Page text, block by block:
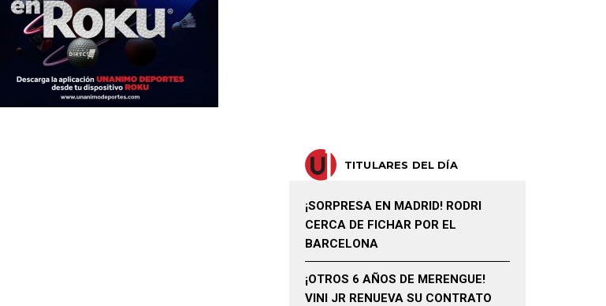
TITULARES DEL DÍA
¡SORPRESA EN MADRID! RODRI
CERCA DE FICHAR POR EL
BARCELONA
¡OTROS 6 AÑOS DE MERENGUE!
VINI JR RENUEVA SU CONTRATO